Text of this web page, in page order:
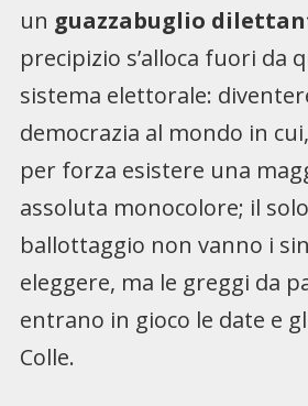
un guazzabuglio
precipizio s’alloca fuori da
sistema elettorale:
democrazia al mondo in
per forza esistere una
assoluta monocolore; il
ballottaggio non vanno i
eleggere, ma le greggi da
entrano in gioco le date e
Colle.